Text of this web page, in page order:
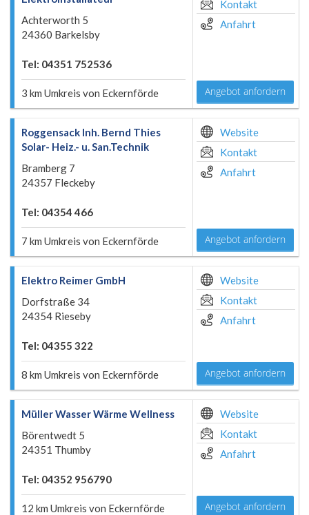
Achterworth 5
24360 Barkelsby
Tel: 04351 752536
3 km Umkreis von Eckernförde
Kontakt
Anfahrt
Angebot anfordern
Roggensack Inh. Bernd Thies
Solar- Heiz.- u. San.Technik
Bramberg 7
24357 Fleckeby
Tel: 04354 466
7 km Umkreis von Eckernförde
Website
Kontakt
Anfahrt
Angebot anfordern
Elektro Reimer GmbH
Dorfstraße 34
24354 Rieseby
Tel: 04355 322
8 km Umkreis von Eckernförde
Website
Kontakt
Anfahrt
Angebot anfordern
Müller Wasser Wärme Wellness
Börentwedt 5
24351 Thumby
Tel: 04352 956790
12 km Umkreis von Eckernförde
Website
Kontakt
Anfahrt
Angebot anfordern